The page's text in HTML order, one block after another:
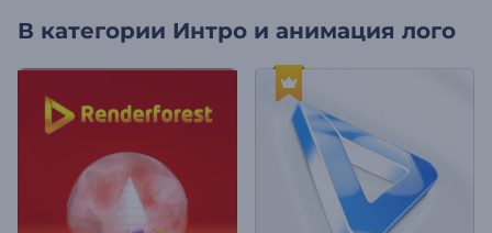
В категории Интро и анимация лого